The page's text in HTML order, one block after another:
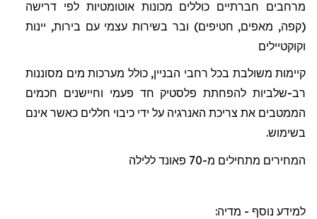
מרחבים חברתיים כוללים מכונות אוטומטיות לפי דרישה
(קפה, מאפים, חטיפים) ובר בשירות עצמי עם בירות, יינות
וקוקטיילים
קיימות משולבת בכל רחבי הבניין, כולל מערכות מים מסוננות
רב-שלביות להפחתת פלסטיק חד פעמי וחיישנים חכמים
הממטבים את צריכת האנרגיה על ידי כיבוי חללים כאשר אינם
בשימוש.
המחירים מתחילים מ-70
פאונד ללילה
למידע נוסף - מדיה: